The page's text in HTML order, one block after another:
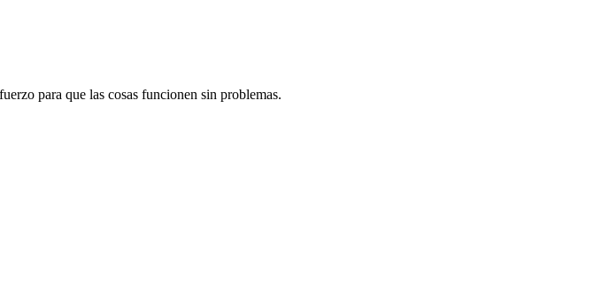
para que las cosas funcionen sin problemas.